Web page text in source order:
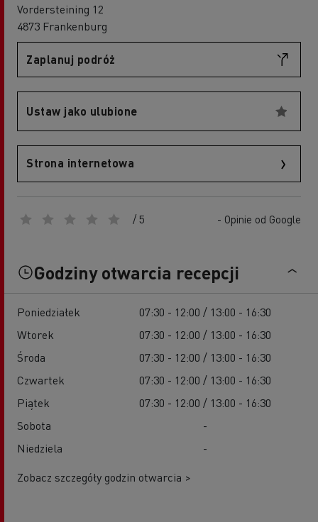
Vordersteining 12
4873 Frankenburg
Zaplanuj podróż
Ustaw jako ulubione
Strona internetowa
/ 5 - Opinie od Google
Godziny otwarcia recepcji
Poniedziałek
07:30 - 12:00 / 13:00 - 16:30
Wtorek
07:30 - 12:00 / 13:00 - 16:30
Środa
07:30 - 12:00 / 13:00 - 16:30
Czwartek
07:30 - 12:00 / 13:00 - 16:30
Piątek
07:30 - 12:00 / 13:00 - 16:30
Sobota
-
Niedziela
-
Zobacz szczegóły godzin otwarcia >